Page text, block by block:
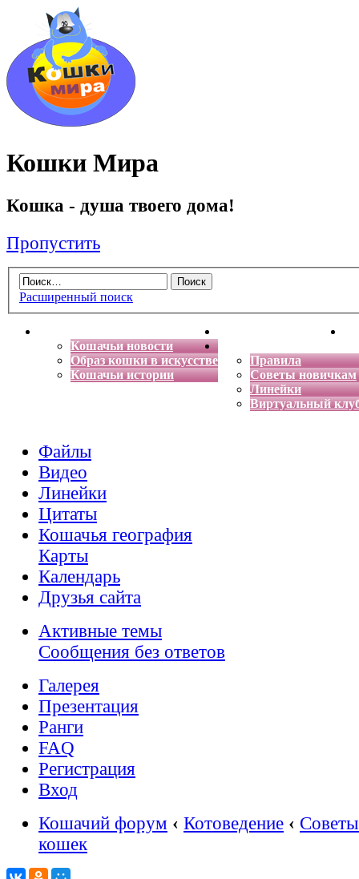
Кошки Мира
Кошка - душа твоего дома!
Пропустить
Расширенный поиск
Кошачьи новости
Образ кошки в искусстве
Кошачьи истории
Энциклопедия кошек
Правила
Советы новичкам
Линейки
Виртуальный
Файлы
Видео
Линейки
Цитаты
Кошачья география
Карты
Календарь
Друзья сайта
Активные темы
Сообщения без ответов
Галерея
Презентация
Ранги
FAQ
Регистрация
Вход
Кошачий форум ‹ Котоведение ‹
кошек